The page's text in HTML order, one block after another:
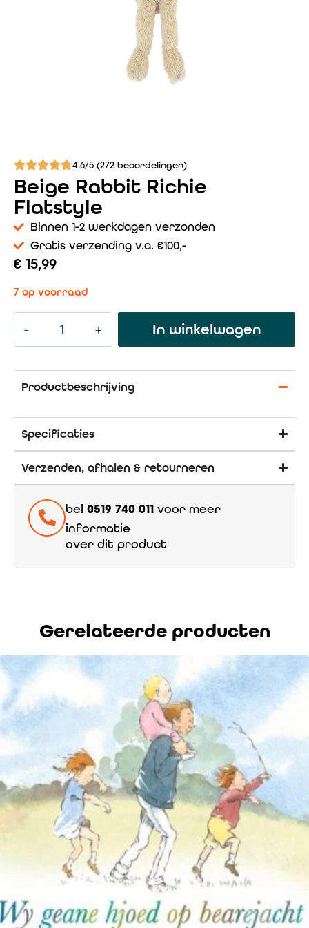
4.6/5 (272 beoordelingen)
Beige Rabbit Richie
Flatstyle
Binnen 1-2 werkdagen verzonden
Gratis verzending v.a. €100,-
€ 15,99
7 op voorraad
In winkelwagen
Productbeschrijving
Specificaties
Verzenden, afhalen & retourneren
bel 0519 740 011 voor meer
informatie
over dit product
Gerelateerde producten